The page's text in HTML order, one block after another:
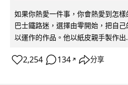
如果你熱愛一件事，你會熱愛到怎
巴士鐵路迷，選擇由零開始，把自
以運作的作品。他以紙皮親手製作出
2,254 134 ↗ 分享